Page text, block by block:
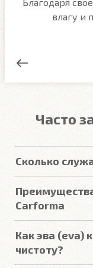
влагу и
Часто
Сколько
покрытий из
Но есть
Подробнее
Carforma
Российский
Точно
Как эва (eva)
чистоту?